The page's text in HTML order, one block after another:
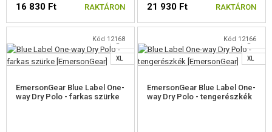
REKLÁM TÁRGYAK
HÍREK
KEDVEZMÉNYEK
16 830 Ft RAKTÁRON
VÁLASSZON MÉRETET
21 930 Ft RAKTÁRON
VÁLASSZON MÉRETET
Kód 12168
XL
L
M
S
EmersonGear Blue Label One-
way Dry Polo - farkas szürke
Kód 12166
XL
L
M
S
EmersonGear Blue Label One-
way Dry Polo - tengerészkék